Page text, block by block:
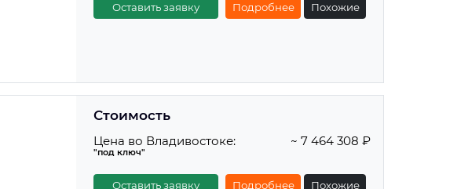
Оставить заявку Подробнее Похожие
Стоимость
Цена во Владивостоке:
"под ключ"
~ 7 464 308 ₽
Оставить заявку Подробнее Похожие